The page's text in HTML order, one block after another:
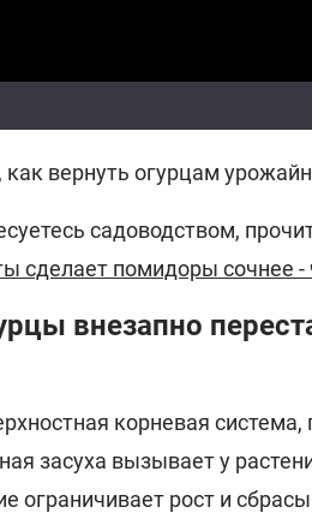
как вернуть огурцам
садоводством,
сделает помидоры сочнее -
внезапно
корневая
засуха вызывает у
ограничивает рост и